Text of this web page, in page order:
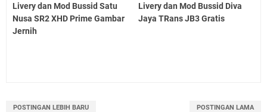
Livery dan Mod Bussid Satu
Nusa SR2 XHD Prime Gambar
Jernih
Livery dan Mod Bussid Diva
Jaya TRans JB3 Gratis
POSTINGAN LEBIH BARU POSTINGAN LAMA